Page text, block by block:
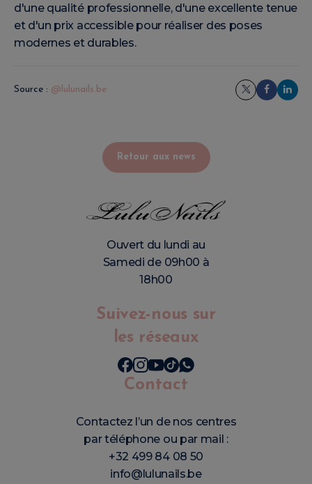
d'une qualité professionnelle, d'une excellente tenue
et d'un prix accessible pour réaliser des poses
modernes et durables.
Source : @lulunails.be
Retour aux news
Ouvert du lundi au
Samedi de 09h00 à
18h00
Suivez-nous sur
les réseaux
Contact
Contactez l’un de nos centres
par téléphone ou par mail :
+32 499 84 08 50
info@lulunails.be